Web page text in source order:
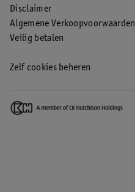
Disclaimer
Algemene Verkoopvoorwaarden
Veilig betalen
Zelf cookies beheren